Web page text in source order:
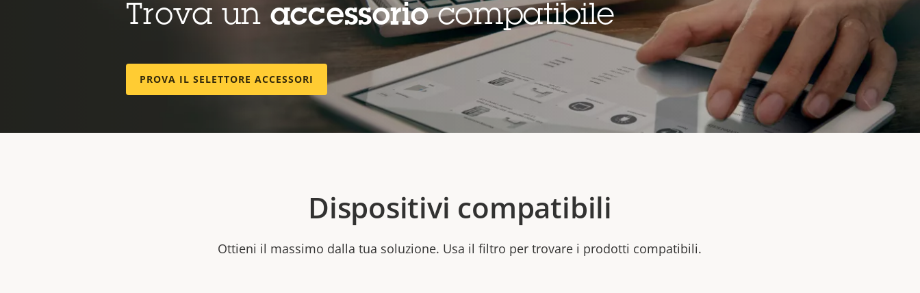
Trova un accessoriocompatibile
PROVA IL SELETTORE ACCESSORI
Dispositivi compatibili
Ottieni il massimo dalla tua soluzione. Usa il filtro per trovare i prodotti compatibili.